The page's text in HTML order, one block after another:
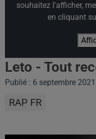
souhaitez l'afficher,
en cliquant
Leto - Tout
Publié : 6 septembre
RAP FR